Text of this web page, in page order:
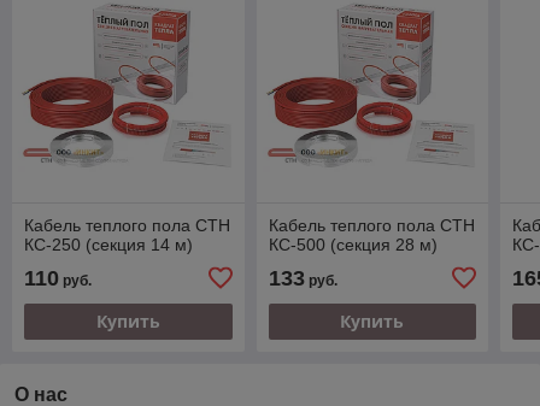
Кабель теплого пола СТН
КС-250 (секция 14 м)
110 руб.
Купить
Кабель теплого пола СТН
КС-500 (секция 28 м)
133руб.
Купить
О нас